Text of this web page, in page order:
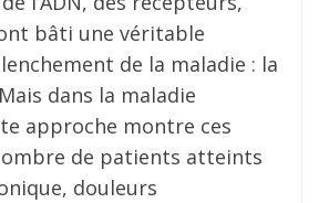
bâti une véritable
de la maladie : la
dans la maladie
approche montre ces
de patients atteints
douleurs